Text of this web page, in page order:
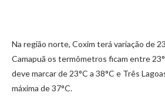
Na região norte, Coxim terá variação de
Camapuã os termômetros ficam entre
deve marcar de 23°C a 38°C e Três
máxima de 37°C.